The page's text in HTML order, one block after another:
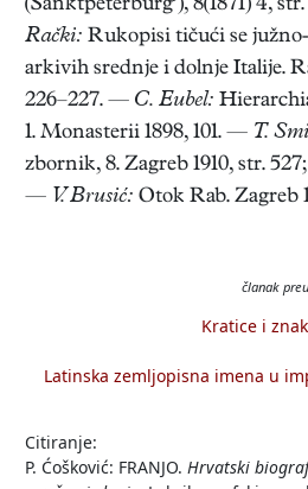
(Sanktpeterburg’), 8(1871) 4,
Rački: Rukopisi tičući se
arkivih srednje i dolnje Italije.
226–227. — C. Eubel:
1. Monasterii 1898, 101. — T.
zbornik, 8. Zagreb 1910, str. 527;
— V. Brusić: Otok Rab. Zagreb
članak
Kratice i
Latinska zemljopisna imena u
Citiranje:
P. Ćošković: FRANJO. Hrvatski